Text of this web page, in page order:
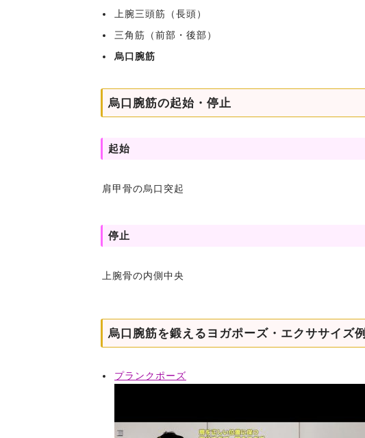
上腕三頭筋（長頭）
三角筋（前部・後部）
烏口腕筋
烏口腕筋の起始・停止
起始
肩甲骨の烏口突起
停止
上腕骨の内側中央
烏口腕筋を鍛えるヨガポーズ・エクササイズ例
プランクポーズ